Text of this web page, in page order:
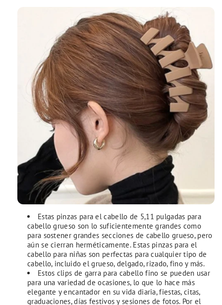
Estas pinzas para el cabello de 5,11 pulgadas para
cabello grueso son lo suficientemente grandes como
para sostener grandes secciones de cabello grueso, pero
aún se cierran herméticamente. Estas pinzas para el
cabello para niñas son perfectas para cualquier tipo de
cabello, incluido el grueso, delgado, rizado, fino y más.
Estos clips de garra para cabello fino se pueden usar
para una variedad de ocasiones, lo que lo hace más
elegante y encantador en su vida diaria, fiestas, citas,
graduaciones, días festivos y sesiones de fotos. Por el